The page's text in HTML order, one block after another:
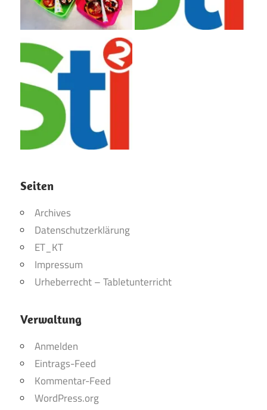
Seiten
Archives
Datenschutzerklärung
ET_KT
Impressum
Urheberrecht – Tabletunterricht
Verwaltung
Anmelden
Eintrags-Feed
Kommentar-Feed
WordPress.org